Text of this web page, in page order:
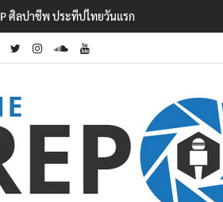
รกโต 6.5% กวาดรายได้ 2.3 หมื่นล้านยูโร คว้